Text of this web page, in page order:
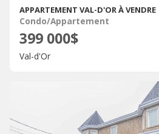
APPARTEMENT VAL-D'OR À VENDRE
Condo/Appartement
399 000$
Val-d'Or